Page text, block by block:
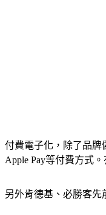
付費電子化，除了品牌
Apple Pay等付費方式
另外肯德基、必勝客先